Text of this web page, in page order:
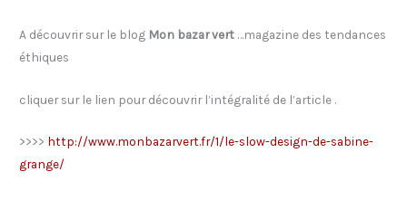
A découvrir sur le blog Mon bazar vert …magazine des tendances
éthiques
cliquer sur le lien pour découvrir l’intégralité de l’article .
>>>> http://www.monbazarvert.fr/1/le-slow-design-de-sabine-
grange/